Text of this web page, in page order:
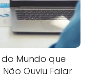
Mundo que
Ouviu Falar